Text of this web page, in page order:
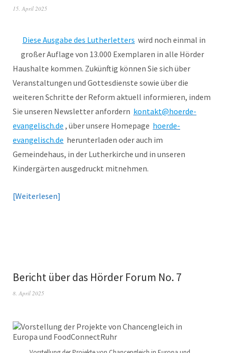
15. April 2025
Diese Ausgabe des Lutherletters wird noch einmal in
großer Auflage von 13.000 Exemplaren in alle Hörder
Haushalte kommen. Zukünftig können Sie sich über
Veranstaltungen und Gottesdienste sowie über die
weiteren Schritte der Reform aktuell informieren, indem
Sie unseren Newsletter anfordern kontakt@hoerde-
evangelisch.de , über unsere Homepage hoerde-
evangelisch.de herunterladen oder auch im
Gemeindehaus, in der Lutherkirche und in unseren
Kindergärten ausgedruckt mitnehmen.
Weiterlesen
Bericht über das Hörder Forum No. 7
8. April 2025